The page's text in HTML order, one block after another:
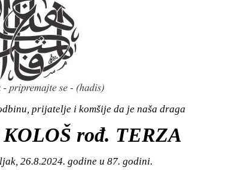
prijatelje i komšije da je naša draga
rođ. TERZA
26.8.2024. godine u 87. godini.